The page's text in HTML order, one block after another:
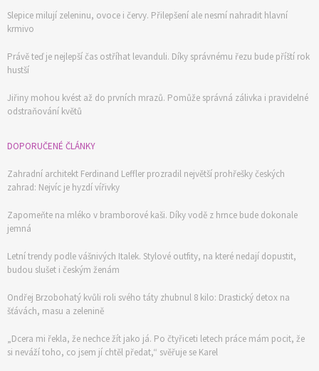
Slepice milují zeleninu, ovoce i červy. Přilepšení ale nesmí nahradit hlavní
krmivo
Právě teď je nejlepší čas ostříhat levanduli. Díky správnému řezu bude příští rok
hustší
Jiřiny mohou kvést až do prvních mrazů. Pomůže správná zálivka i pravidelné
odstraňování květů
DOPORUČENÉ ČLÁNKY
Zahradní architekt Ferdinand Leffler prozradil největší prohřešky českých
zahrad: Nejvíc je hyzdí vířivky
Zapomeňte na mléko v bramborové kaši. Díky vodě z hrnce bude dokonale
jemná
Letní trendy podle vášnivých Italek. Stylové outfity, na které nedají dopustit,
budou slušet i českým ženám
Ondřej Brzobohatý kvůli roli svého táty zhubnul 8 kilo: Drastický detox na
šťávách, masu a zelenině
„Dcera mi řekla, že nechce žít jako já. Po čtyřiceti letech práce mám pocit, že
si neváží toho, co jsem jí chtěl předat,“ svěřuje se Karel